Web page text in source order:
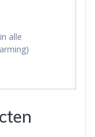
alle